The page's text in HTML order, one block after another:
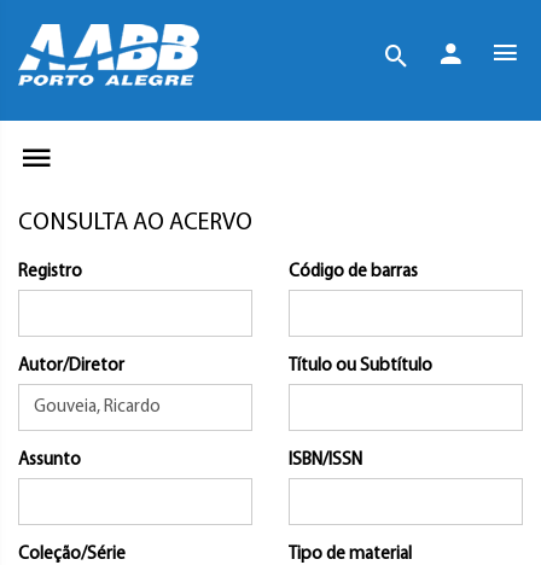
CONSULTA AO ACERVO
Registro Código de barras
Autor/Diretor Título ou Subtítulo
Assunto ISBN/ISSN
Coleção/Série Tipo de material